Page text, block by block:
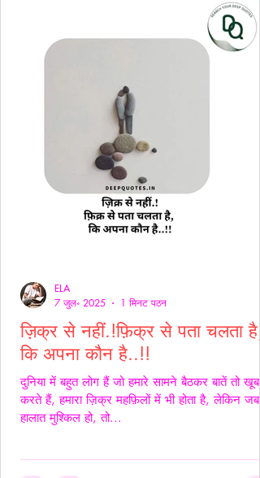
समाधान धन से जोड़कर देखा जाता है। यह स्थिति यूँ ही
ज़िक्र से नहीं.!फ़िक्र से पता चलता है,
कि अपना कौन है..!!
दुनिया में बहुत लोग हैं जो हमारे सामने बैठकर बातें तो खूब
करते हैं, हमारा ज़िक्र महफ़िलों में भी होता है, लेकिन जब
हालात मुश्किल हो, तो...
ELA
7 जुल॰ 2025
1 मिनट पठन